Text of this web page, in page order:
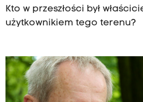
Kto w przeszłości był
użytkownikiem tego terenu?